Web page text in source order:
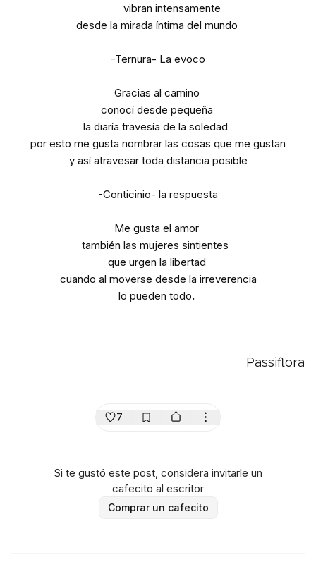
vibran intensamente
desde la mirada íntima del mundo
-Ternura- La evoco
Gracias al camino
conocí desde pequeña
la diaría travesía de la soledad
por esto me gusta nombrar las cosas que me gustan
y así atravesar toda distancia posible
-Conticinio- la respuesta
Me gusta el amor
también las mujeres sintientes
que urgen la libertad
cuando al moverse desde la irreverencia
lo pueden todo.
Passiflora
7
Si te gustó este post, considera invitarle un
cafecito al escritor
Comprar un cafecito